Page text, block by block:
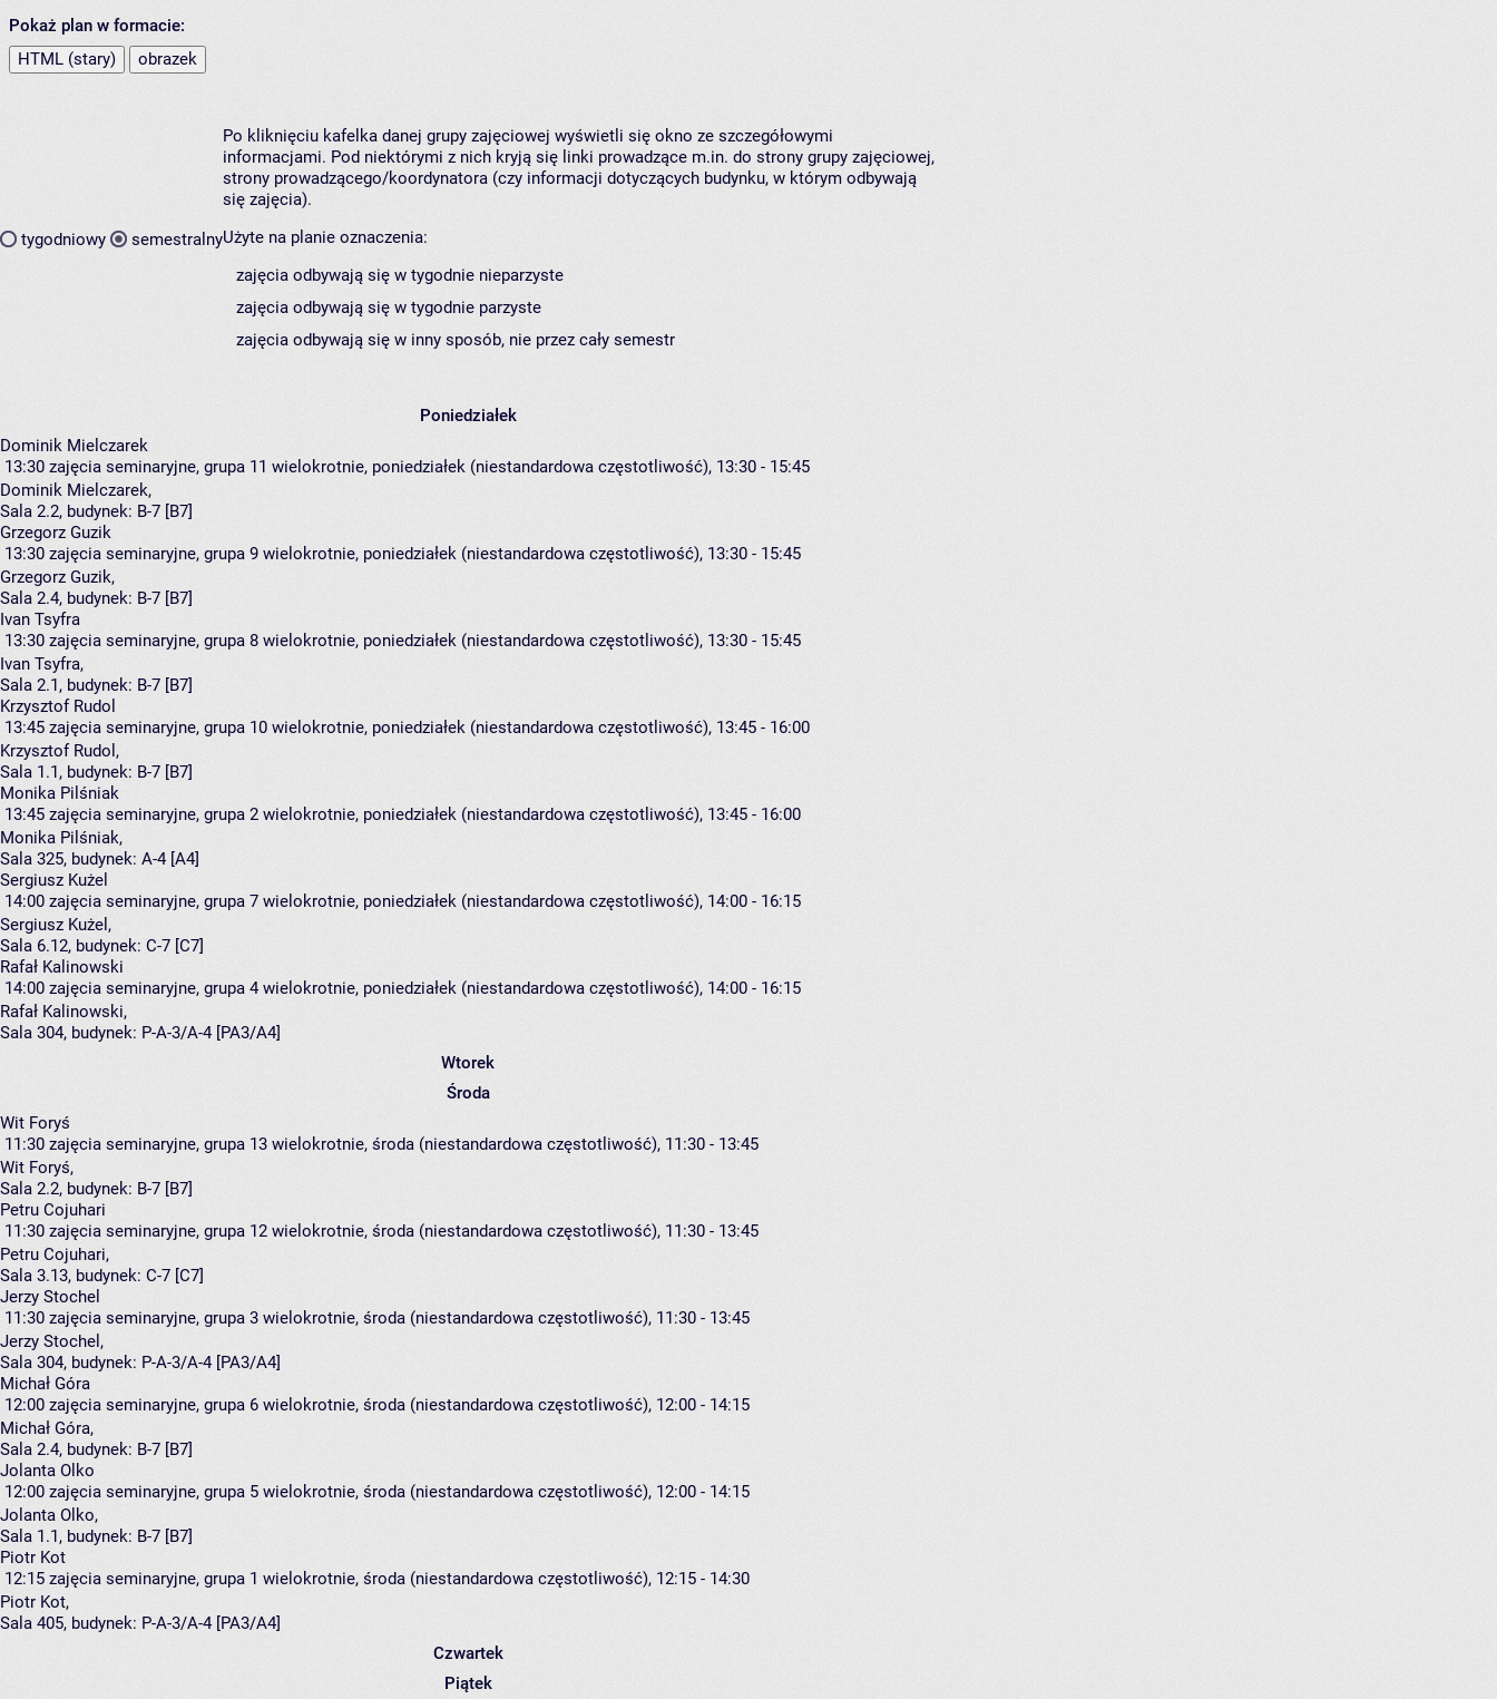
Pokaż plan w formacie:
HTML (stary)
obrazek
tygodniowy semestralny
Po kliknięciu kafelka danej grupy zajęciowej wyświetli się okno ze szczegółowymi
informacjami. Pod niektórymi z nich kryją się linki prowadzące m.in. do strony grupy zajęciowej,
strony prowadzącego/koordynatora (czy informacji dotyczących budynku, w którym odbywają
się zajęcia).
Użyte na planie oznaczenia:
zajęcia odbywają się w tygodnie nieparzyste
zajęcia odbywają się w tygodnie parzyste
zajęcia odbywają się w inny sposób, nie przez cały semestr
Poniedziałek
Dominik Mielczarek
13:30 zajęcia seminaryjne, grupa 11 wielokrotnie, poniedziałek (niestandardowa częstotliwość), 13:30 - 15:45
Dominik Mielczarek,
Sala 2.2, budynek: B-7 [B7]
Grzegorz Guzik
13:30 zajęcia seminaryjne, grupa 9 wielokrotnie, poniedziałek (niestandardowa częstotliwość), 13:30 - 15:45
Grzegorz Guzik,
Sala 2.4, budynek: B-7 [B7]
Ivan Tsyfra
13:30 zajęcia seminaryjne, grupa 8 wielokrotnie, poniedziałek (niestandardowa częstotliwość), 13:30 - 15:45
Ivan Tsyfra,
Sala 2.1, budynek: B-7 [B7]
Krzysztof Rudol
13:45 zajęcia seminaryjne, grupa 10 wielokrotnie, poniedziałek (niestandardowa częstotliwość), 13:45 - 16:00
Krzysztof Rudol ,
Sala 1.1, budynek: B-7 [B7]
Monika Pilśniak
13:45 zajęcia seminaryjne, grupa 2 wielokrotnie, poniedziałek (niestandardowa częstotliwość), 13:45 - 16:00
Monika Pilśniak,
Sala 325, budynek: A-4 [A4]
Sergiusz Kużel
14:00 zajęcia seminaryjne, grupa 7 wielokrotnie, poniedziałek (niestandardowa częstotliwość), 14:00 - 16:15
Sergiusz Kużel ,
Sala 6.12, budynek: C-7 [C7]
Rafał Kalinowski
14:00 zajęcia seminaryjne, grupa 4 wielokrotnie, poniedziałek (niestandardowa częstotliwość), 14:00 - 16:15
Rafał Kalinowski,
Sala 304, budynek: P-A-3/A-4 [PA3/A4]
Wtorek
Środa
Wit Foryś
11:30 zajęcia seminaryjne, grupa 13 wielokrotnie, środa (niestandardowa częstotliwość), 11:30 - 13:45
Wit Foryś,
Sala 2.2, budynek: B-7 [B7]
Petru Cojuhari
11:30 zajęcia seminaryjne, grupa 12 wielokrotnie, środa (niestandardowa częstotliwość), 11:30 - 13:45
Petru Cojuhari,
Sala 3.13, budynek: C-7 [C7]
Jerzy Stochel
11:30 zajęcia seminaryjne, grupa 3 wielokrotnie, środa (niestandardowa częstotliwość), 11:30 - 13:45
Jerzy Stochel ,
Sala 304, budynek: P-A-3/A-4 [PA3/A4]
Michał Góra
12:00 zajęcia seminaryjne, grupa 6 wielokrotnie, środa (niestandardowa częstotliwość), 12:00 - 14:15
Michał Góra,
Sala 2.4, budynek: B-7 [B7]
Jolanta Olko
12:00 zajęcia seminaryjne, grupa 5 wielokrotnie, środa (niestandardowa częstotliwość), 12:00 - 14:15
Jolanta Olko,
Sala 1.1, budynek: B-7 [B7]
Piotr Kot
12:15 zajęcia seminaryjne, grupa 1 wielokrotnie, środa (niestandardowa częstotliwość), 12:15 - 14:30
Piotr Kot,
Sala 405, budynek: P-A-3/A-4 [PA3/A4]
Czwartek
Piątek